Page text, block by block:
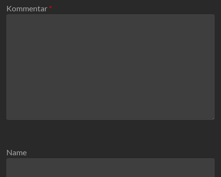
Kommentar *
Name